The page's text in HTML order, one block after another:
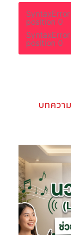
position 0
position 0
บทควา